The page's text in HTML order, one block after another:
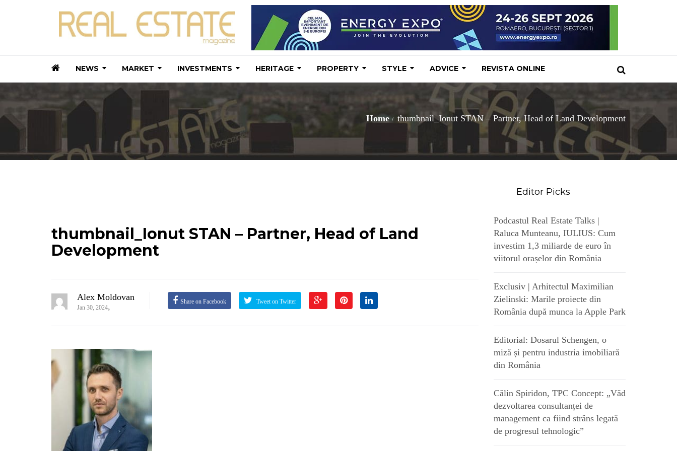
NEWS MARKET INVESTMENTS HERITAGE PROPERTY STYLE ADVICE REVISTA ONLINE
Home thumbnail_Ionut STAN – Partner, Head of Land Development
thumbnail_Ionut STAN – Partner, Head of Land
Development
Alex Moldovan
Jan 30, 2024, Share on Facebook Tweet on Twitter
Editor Picks
Podcastul Real Estate Talks |
Raluca Munteanu, IULIUS: Cum
investim 1,3 miliarde de euro în
viitorul orașelor din România
Exclusiv | Arhitectul Maximilian
Zielinski: Marile proiecte din
România după munca la Apple Park
Editorial: Dosarul Schengen, o
miză și pentru industria imobiliară
din România
Călin Spiridon, TPC Concept: „Văd
dezvoltarea consultanței de
management ca fiind strâns legată
de progresul tehnologic”